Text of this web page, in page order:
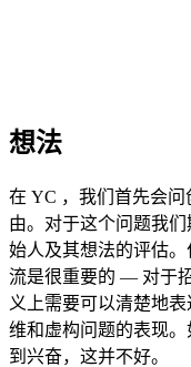
想法
在 YC ，我们首先会
由。对于这个问题我
始人及其想法的评估
流是很重要的 — 对于
义上需要可以清楚地
维和虚构问题的表现
到兴奋，这并不好。